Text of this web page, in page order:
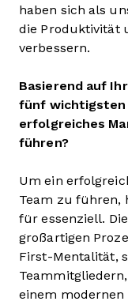
haben sich als
die Produktivität
verbessern.
Basierend auf
fünf wichtigsten
erfolgreiches
führen?
Um ein
Team zu führen,
für essenziell.
großartigen
First-Mentalität,
einem modernen